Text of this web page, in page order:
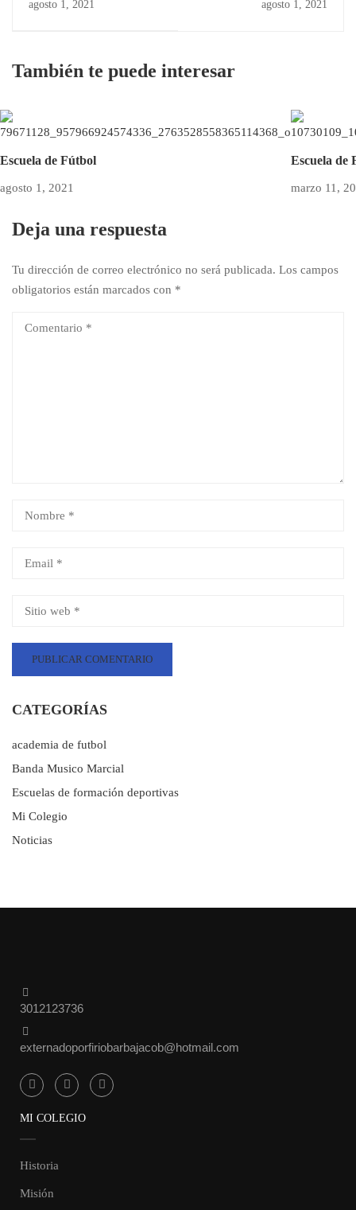
agosto 1, 2021 agosto 1, 2021
También te puede interesar
Escuela de Fútbol
agosto 1, 2021
Escuela de
marzo 11,
Deja una respuesta
Tu dirección de correo electrónico no será publicada. Los campos
obligatorios están marcados con *
CATEGORÍAS
academia de futbol
Banda Musico Marcial
Escuelas de formación deportivas
Mi Colegio
Noticias
3012123736
externadoporfiriobarbajacob@hotmail.com
MI COLEGIO
Historia
Misión